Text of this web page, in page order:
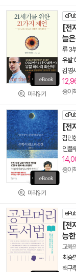
미리읽기
[전
늘
류 3
유발
김영
종이
미리읽기
[전
김민
인플
종이
[전
능
교육
최승
책구